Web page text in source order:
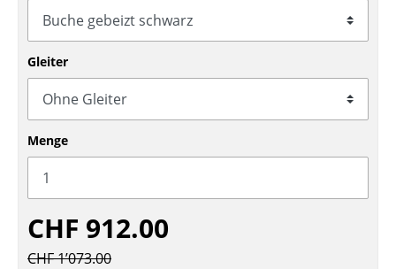
Einzelteile
... alle Sitzmöbel
Tische
Esstische
Beistelltische
Schreibtische
Gleiter
Menge
CHF 912.00
CHF 1’073.00